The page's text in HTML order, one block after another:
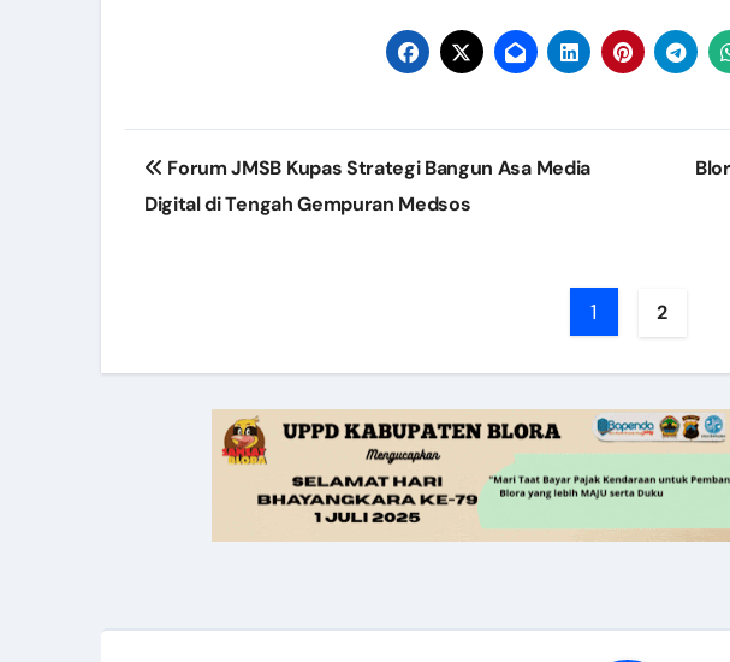
Post
navigation
Forum JMSB Kupas Strategi Bangun Asa Media
Digital di Tengah Gempuran Medsos
1 2